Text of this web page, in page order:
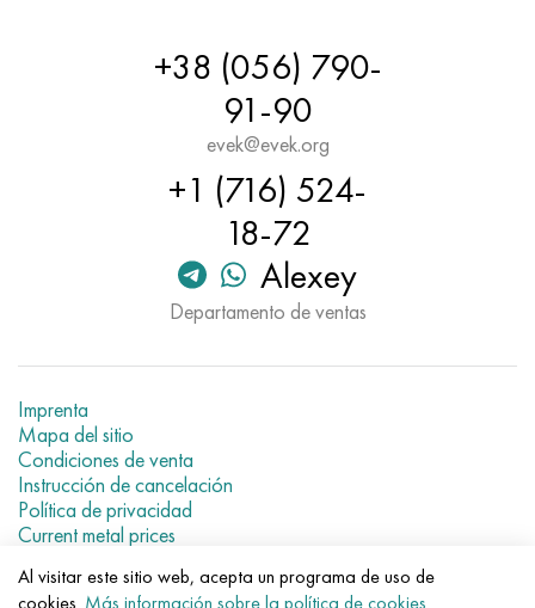
+38 (056) 790-
91-90
evek@evek.org
+1 (716) 524-
18-72
Alexey
Departamento de ventas
Imprenta
Mapa del sitio
Condiciones de venta
Instrucción de cancelación
Política de privacidad
Current metal prices
© 2007–2026 «Evek GmbH»
Al visitar este sitio web, acepta un programa de uso de
cookies. Más información sobre la política de cookies